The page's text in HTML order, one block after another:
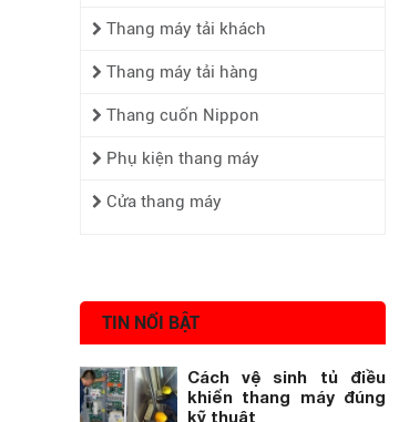
Thang máy tải khách
Thang máy tải hàng
Thang cuốn Nippon
Phụ kiện thang máy
Cửa thang máy
TIN NỔI BẬT
Cách vệ sinh tủ điều
khiển thang máy đúng
kỹ thuật